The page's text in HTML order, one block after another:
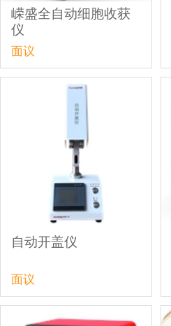
嵘盛全自动细胞收获
仪
面议
自动开盖仪
面议